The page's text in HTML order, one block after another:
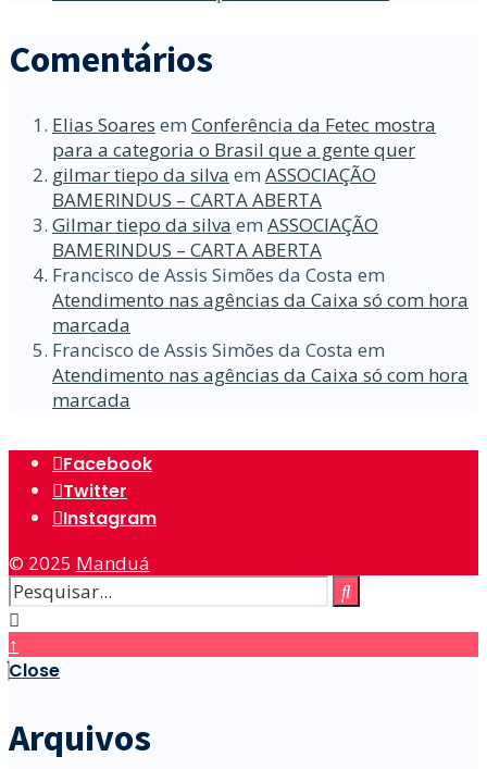
Comentários
Elias Soares em Conferência da Fetec mostra
para a categoria o Brasil que a gente quer
gilmar tiepo da silva em ASSOCIAÇÃO
BAMERINDUS – CARTA ABERTA
Gilmar tiepo da silva em ASSOCIAÇÃO
BAMERINDUS – CARTA ABERTA
Francisco de Assis Simões da Costa em
Atendimento nas agências da Caixa só com hora
marcada
Francisco de Assis Simões da Costa em
Atendimento nas agências da Caixa só com hora
marcada
Facebook
Twitter
Instagram
© 2025 Manduá
↑
Close
Arquivos